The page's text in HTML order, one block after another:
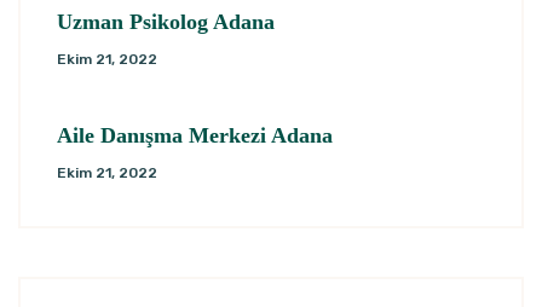
Uzman Psikolog Adana
Ekim 21, 2022
Aile Danışma Merkezi Adana
Ekim 21, 2022